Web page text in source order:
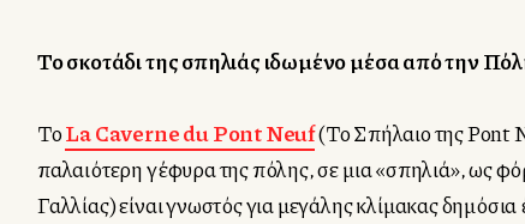
Το σκοτάδι της σπηλιάς ιδωμένο μέσα από την
ΤοLa Caverne du Pont Neuf(Το Σπήλαιο της Pont
παλαιότερη γέφυρα της πόλης, σε μια «σπηλιά», ως
Γαλλίας) είναι γνωστός για μεγάλης κλίμακας